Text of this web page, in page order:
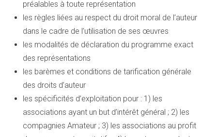
préalables à toute représentation
les règles liées au respect du droit moral de l’auteur
dans le cadre de l’utilisation de ses œuvres
les modalités de déclaration du programme exact
des représentations
les barèmes et conditions de tarification générale
des droits d’auteur
les spécificités d’exploitation pour : 1) les
associations ayant un but d’intérêt général ; 2) les
compagnies Amateur ; 3) les associations au profit